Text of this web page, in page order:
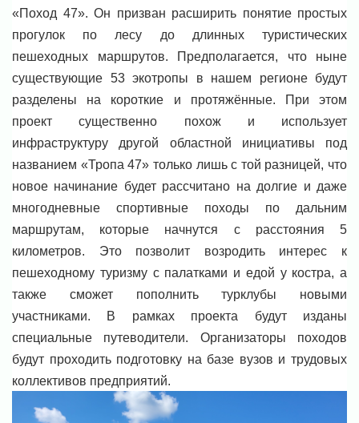
«Поход 47». Он призван расширить понятие простых
прогулок по лесу до длинных туристических
пешеходных маршрутов. Предполагается, что ныне
существующие 53 экотропы в нашем регионе будут
разделены на короткие и протяжённые. При этом
проект существенно похож и использует
инфраструктуру другой областной инициативы под
названием «Тропа 47» только лишь с той разницей, что
новое начинание будет рассчитано на долгие и даже
многодневные спортивные походы по дальним
маршрутам, которые начнутся с расстояния 5
километров. Это позволит возродить интерес к
пешеходному туризму с палатками и едой у костра, а
также сможет пополнить турклубы новыми
участниками. В рамках проекта будут изданы
специальные путеводители. Организаторы походов
будут проходить подготовку на базе вузов и трудовых
коллективов предприятий.